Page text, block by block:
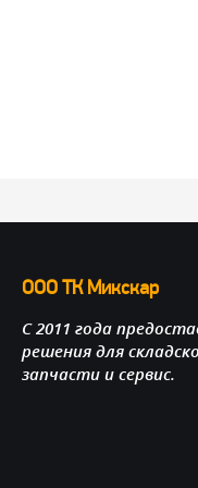
ООО ТК Микскар
С 2011 года
решения для
запчасти и сервис.